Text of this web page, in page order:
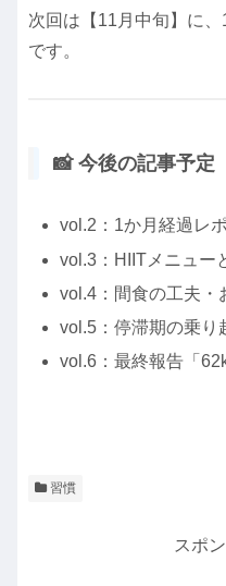
次回は【11月中旬】に
です。
📸 今後の記事予定
vol.2：1か月経過レ
vol.3：HIITメニュー
vol.4：間食の工夫・
vol.5：停滞期の乗り
vol.6：最終報告「
習慣
スポ